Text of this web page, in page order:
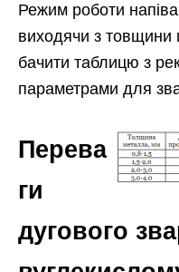
Режим роботи
виходячи з
бачити таблицю з
параметрами для
Перева
ги
дугового